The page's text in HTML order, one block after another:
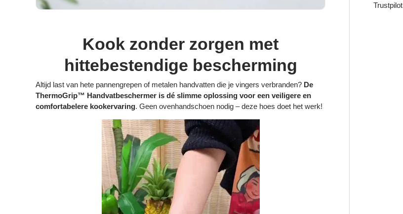
Trustpilot
Kook zonder zorgen met
hittebestendige bescherming
Altijd last van hete pannengrepen of metalen handvatten die je vingers verbranden? De
ThermoGrip™ Handvatbeschermer is dé slimme oplossing voor een veiligere en
comfortabelere kookervaring. Geen ovenhandschoen nodig – deze hoes doet het werk!